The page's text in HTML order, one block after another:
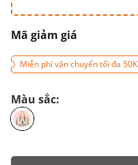
Mã giảm giá
Miễn phí vận chuyển tối đa 50K
Màu sắc: